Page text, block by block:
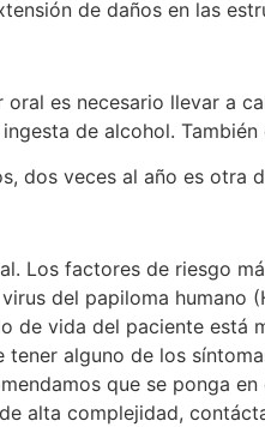
de daños en las
es necesario llevar a
de alcohol.
dos veces al año es otra
Los factores de riesgo
del papiloma
de vida del paciente
alguno de los
que se ponga
alta complejidad,